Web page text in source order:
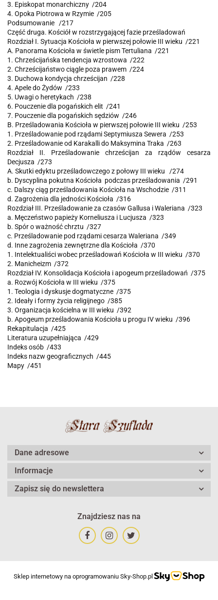
3. Episkopat monarchiczny /204
4. Opoka Piotrowa w Rzymie /205
Podsumowanie /217
Część druga. Kościół w rozstrzygającej fazie prześladowań
Rozdział I. Sytuacja Kościoła w pierwszej połowie III wieku /221
A. Panorama Kościoła w świetle pism Tertuliana /221
1. Chrześcijańska tendencja wzrostowa /222
2. Chrześcijaństwo ciągle poza prawem /224
3. Duchowa kondycja chrześcijan /228
4. Apele do Żydów /233
5. Uwagi o heretykach /238
6. Pouczenie dla pogańskich elit /241
7. Pouczenie dla pogańskich sędziów /246
B. Prześladowania Kościoła w pierwszej połowie III wieku /253
1. Prześladowanie pod rządami Septymiusza Sewera /253
2. Prześladowanie od Karakalli do Maksymina Traka /263
Rozdział II. Prześladowanie chrześcijan za rządów cesarza
Decjusza /273
A. Skutki edyktu prześladowczego z połowy III wieku /274
b. Dyscyplina pokutna Kościoła podczas prześladowania /291
c. Dalszy ciąg prześladowania Kościoła na Wschodzie /311
d. Zagrożenia dla jedności Kościoła /316
Rozdział III. Prześladowanie za czasów Gallusa i Waleriana /323
a. Męczeństwo papieży Korneliusza i Lucjusza /323
b. Spór o ważność chrztu /327
c. Prześladowanie pod rządami cesarza Waleriana /349
d. Inne zagrożenia zewnętrzne dla Kościoła /370
1. Intelektualiści wobec prześladowań Kościoła w III wieku /370
2. Manicheizm /372
Rozdział IV. Konsolidacja Kościoła i apogeum prześladowań /375
a. Rozwój Kościoła w III wieku /375
1. Teologia i dyskusje dogmatyczne /375
2. Ideały i formy życia religijnego /385
3. Organizacja kościelna w III wieku /392
b. Apogeum prześladowania Kościoła u progu IV wieku /396
Rekapitulacja /425
Literatura uzupełniająca /429
Indeks osób /433
Indeks nazw geograficznych /445
Mapy /451
Dane adresowe
Informacje
Zapisz się do newslettera
Znajdziesz nas na
Sklep internetowy na oprogramowaniu Sky-Shop.pl